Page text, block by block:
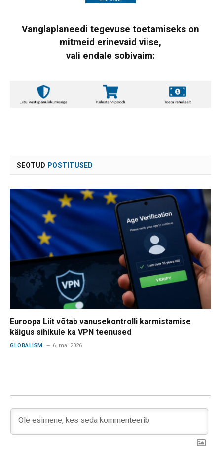
Vanglaplaneedi tegevuse toetamiseks on
mitmeid erinevaid viise,
vali endale sobivaim:
SEOTUD POSTITUSED
Euroopa Liit võtab vanusekontrolli karmistamise
käigus sihikule ka VPN teenused
GLOBALISM 6. mai 2026